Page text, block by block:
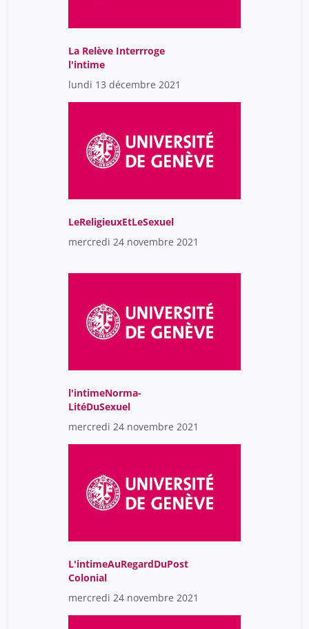
La Relève Interrroge
l'intime
lundi 13 décembre 2021
LeReligieuxEtLeSexuel
mercredi 24 novembre 2021
l'intimeNorma-
LitéDuSexuel
mercredi 24 novembre 2021
L'intimeAuRegardDuPost
Colonial
mercredi 24 novembre 2021